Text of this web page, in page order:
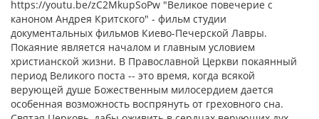
https://youtu.be/zC2MkupSoPw "Великое повечерие с
каноном Андрея Критского" - фильм студии
документальных фильмов Киево-Печерской Лавры.
Покаяние является началом и главным условием
христианской жизни. В Православной Церкви покаянный
период Великого поста -- это время, когда всякой
верующей душе Божественным милосердием дается
особенная возможность воспрянуть от греховного сна.